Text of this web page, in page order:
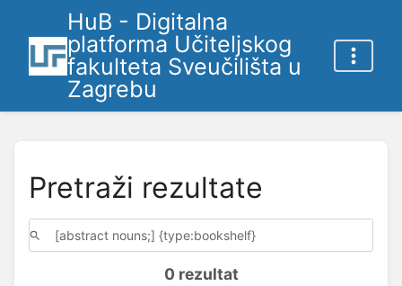
HuB - Digitalna
platforma Učiteljskog
fakulteta Sveučilišta u
Zagrebu
Pretraži rezultate
0 rezultat